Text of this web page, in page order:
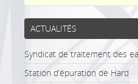
ACTUALITÉS
Syndicat de traitement des
Station d’épuration de Hard